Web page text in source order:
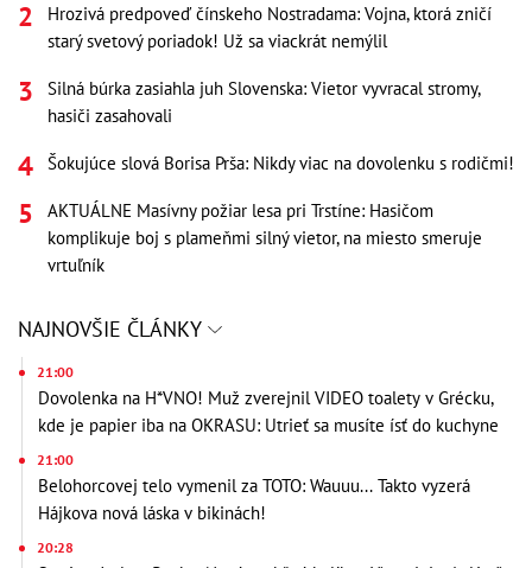
Hrozivá predpoveď čínskeho Nostradama: Vojna, ktorá zničí
starý svetový poriadok! Už sa viackrát nemýlil
Silná búrka zasiahla juh Slovenska: Vietor vyvracal stromy,
hasiči zasahovali
Šokujúce slová Borisa Prša: Nikdy viac na dovolenku s rodičmi!
AKTUÁLNE Masívny požiar lesa pri Trstíne: Hasičom
komplikuje boj s plameňmi silný vietor, na miesto smeruje
vrtuľník
NAJNOVŠIE ČLÁNKY
21:00
Dovolenka na H*VNO! Muž zverejnil VIDEO toalety v Grécku,
kde je papier iba na OKRASU: Utrieť sa musíte ísť do kuchyne
21:00
Belohorcovej telo vymenil za TOTO: Wauuu... Takto vyzerá
Hájkova nová láska v bikinách!
20:28